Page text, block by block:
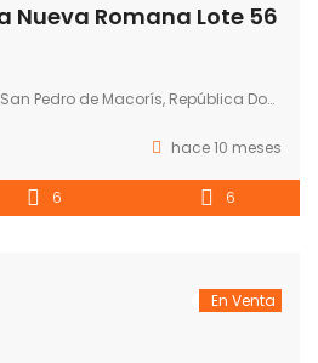
Nueva Romana Lote 56
de Macorís, República Dominicana
hace 10 meses
6 6
En Venta